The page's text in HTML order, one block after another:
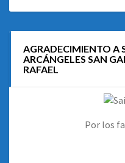
AGRADECIMIENTO A
ARCÁNGELES SAN
RAFAEL
Por los